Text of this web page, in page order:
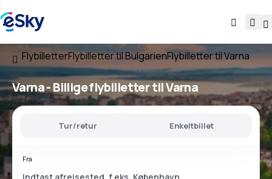
FlybilletterFlybilletter til BulgarienFlybilletter til Varna
Varna - Billige flybilletter til Varna
Tur/retur Enkeltbillet
Fra